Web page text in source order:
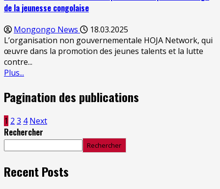
de la jeunesse congolaise
Mongongo News
18.03.2025
L’organisation non gouvernementale HOJA Network, qui
œuvre dans la promotion des jeunes talents et la lutte
contre...
Plus...
Pagination des publications
1 2 3 4 Next
Rechercher
Rechercher
Recent Posts